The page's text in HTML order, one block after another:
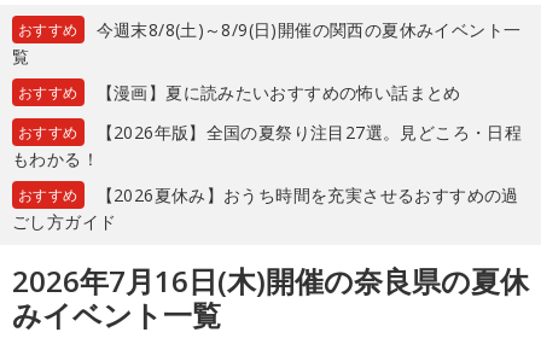
おすすめ
今週末8/8(土)～8/9(日)開催の関西の夏休みイベント一
覧
おすすめ 【漫画】夏に読みたいおすすめの怖い話まとめ
おすすめ
【2026年版】全国の夏祭り注目27選。見どころ・日程
もわかる！
おすすめ
【2026夏休み】おうち時間を充実させるおすすめの過
ごし方ガイド
2026年7月16日(木)開催の奈良県の夏休
みイベント一覧